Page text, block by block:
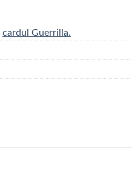
cardul Guerrilla.